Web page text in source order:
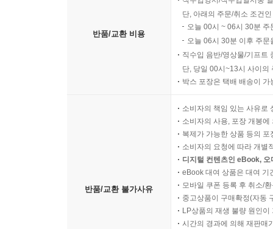
반품/교환 비용
단, 아래의 주문/취소 조건
오늘 00시 ~ 06시 30분
오늘 06시 30분 이후 주
직수입 음반/영상물/기프트
단, 당일 00시~13시 사이의
박스 포장은 택배 배송이
반품/교환 불가사유
소비자의 책임 있는 사유로
소비자의 사용, 포장 개봉
복제가 가능한 상품 등의
소비자의 요청에 따라 개별
디지털 컨텐츠인 eBook,
eBook 대여 상품은 대여 기
모바일 쿠폰 등록 후 취소/
중고상품이 구매확정(자동
LP상품의 재생 불량 원인
시간의 경과에 의해 재판매